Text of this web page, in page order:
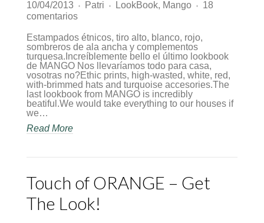
10/04/2013 ♦ Patri ♦ LookBook, Mango ♦
18
comentariosen
Summer
lookbook
Crush!
Estampados étnicos, tiro alto, blanco, rojo,
sombreros de ala ancha y complementos
turquesa.Increíblemente bello el último lookbook
de MANGO Nos llevaríamos todo para casa,
vosotras no?Ethic prints, high-wasted, white, red,
with-brimmed hats and turquoise accesories.The
last lookbook from MANGO is incredibly
beatiful.We would take everything to our houses if
we…
Read More
Touch of ORANGE – Get
The Look!